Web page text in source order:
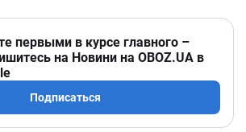
первыми в курсе главного –
на Новини на OBOZ.UA в
Подписаться